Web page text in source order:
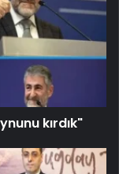
kırdık"